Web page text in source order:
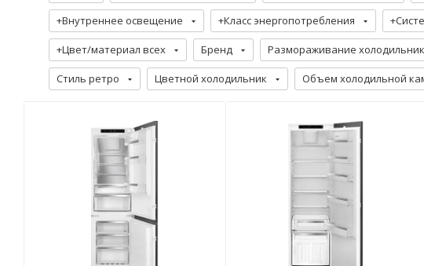
+Внутреннее освещение +Класс энергопотребления
+Цвет/материал всех Бренд Размораживание холодильник
Стиль ретро Цветной холодильник Объем холодильной